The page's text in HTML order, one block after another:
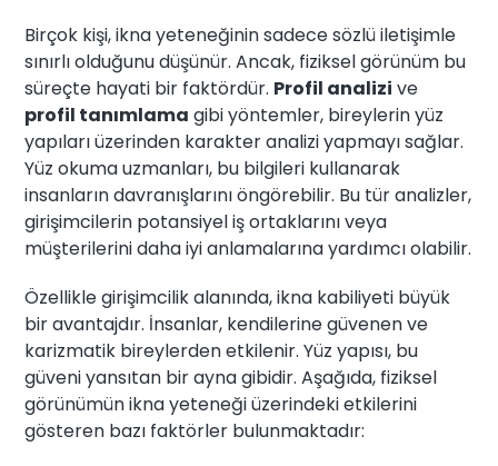
Birçok kişi, ikna yeteneğinin sadece sözlü iletişimle
sınırlı olduğunu düşünür. Ancak, fiziksel görünüm bu
süreçte hayati bir faktördür. Profil analizi ve
profil tanımlama gibi yöntemler, bireylerin yüz
yapıları üzerinden karakter analizi yapmayı sağlar.
Yüz okuma uzmanları, bu bilgileri kullanarak
insanların davranışlarını öngörebilir. Bu tür analizler,
girişimcilerin potansiyel iş ortaklarını veya
müşterilerini daha iyi anlamalarına yardımcı olabilir.
Özellikle girişimcilik alanında, ikna kabiliyeti büyük
bir avantajdır. İnsanlar, kendilerine güvenen ve
karizmatik bireylerden etkilenir. Yüz yapısı, bu
güveni yansıtan bir ayna gibidir. Aşağıda, fiziksel
görünümün ikna yeteneği üzerindeki etkilerini
gösteren bazı faktörler bulunmaktadır: